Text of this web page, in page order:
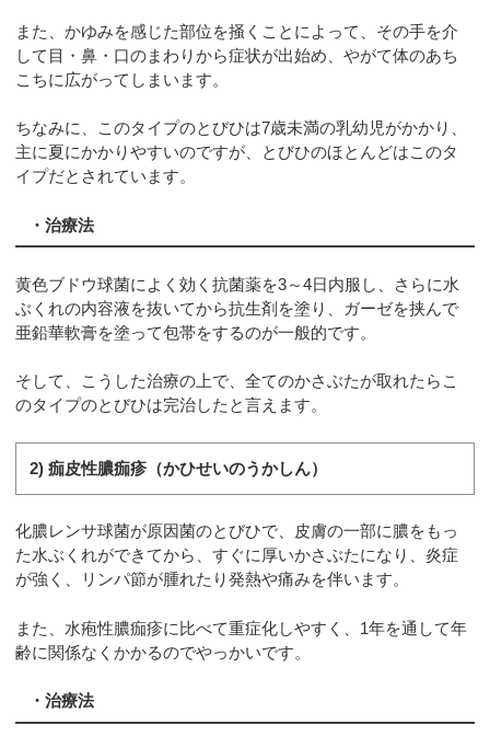
また、かゆみを感じた部位を掻くことによって、その手を介
して目・鼻・口のまわりから症状が出始め、やがて体のあち
こちに広がってしまいます。
ちなみに、このタイプのとびひは7歳未満の乳幼児がかかり、
主に夏にかかりやすいのですが、とびひのほとんどはこのタ
イプだとされています。
・治療法
黄色ブドウ球菌によく効く抗菌薬を3～4日内服し、さらに水
ぶくれの内容液を抜いてから抗生剤を塗り、ガーゼを挟んで
亜鉛華軟膏を塗って包帯をするのが一般的です。
そして、こうした治療の上で、全てのかさぶたが取れたらこ
のタイプのとびひは完治したと言えます。
2) 痂皮性膿痂疹（かひせいのうかしん）
化膿レンサ球菌が原因菌のとびひで、皮膚の一部に膿をもっ
た水ぶくれができてから、すぐに厚いかさぶたになり、炎症
が強く、リンパ節が腫れたり発熱や痛みを伴います。
また、水疱性膿痂疹に比べて重症化しやすく、1年を通して年
齢に関係なくかかるのでやっかいです。
・治療法